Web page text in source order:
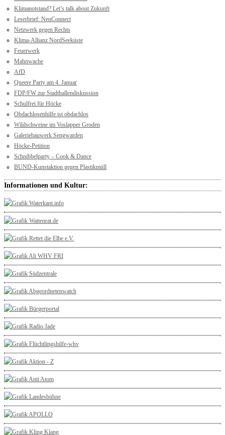
Klimanotstand? Let’s talk about Zukunft
Leserbrief: NeuConnect
Netzwerk gegen Rechts
Klima-Allianz NordSeeküste
Feuerwerk
Mahnwache
AfD
Queere Party am 4. Januar
FDP/FW zur Stadthallendiskussion
Schulfrei für Höcke
Obdachlosenhilfe ist obdachlos
Wildschweine im Voslapper Groden
Galeriebauwerk Sengwarden
Höcke-Petition
Schnibbelparty – Cook & Dance
BUND-Kunstaktion gegen Plastikmüll
Informationen und Kultur: